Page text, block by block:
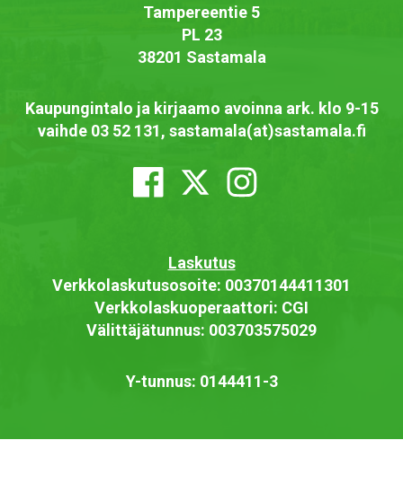
Tampereentie 5
PL 23
38201 Sastamala
Kaupungintalo ja kirjaamo avoinna ark. klo 9-15
vaihde 03 52 131, sastamala(at)sastamala.fi
Laskutus
Verkkolaskutusosoite: 00370144411301
Verkkolaskuoperaattori: CGI
Välittäjätunnus: 003703575029
Y-tunnus: 0144411-3